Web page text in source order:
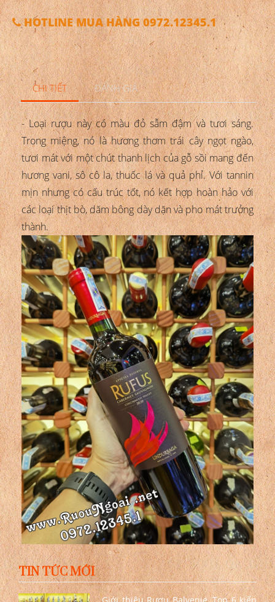
HOTLINE MUA HÀNG 0972.12345.1
CHI TIẾT ĐÁNH GIÁ
- Loại rượu này có màu đỏ sẫm đậm và tươi sáng.
Trong miệng, nó là hương thơm trái cây ngọt ngào,
tươi mát với một chút thanh lịch của gỗ sồi mang đến
hương vani, sô cô la, thuốc lá và quả phỉ. Với tannin
mịn nhưng có cấu trúc tốt, nó kết hợp hoàn hảo với
các loại thịt bò, dăm bông dày dặn và pho mát trưởng
thành.
TIN TỨC MỚI